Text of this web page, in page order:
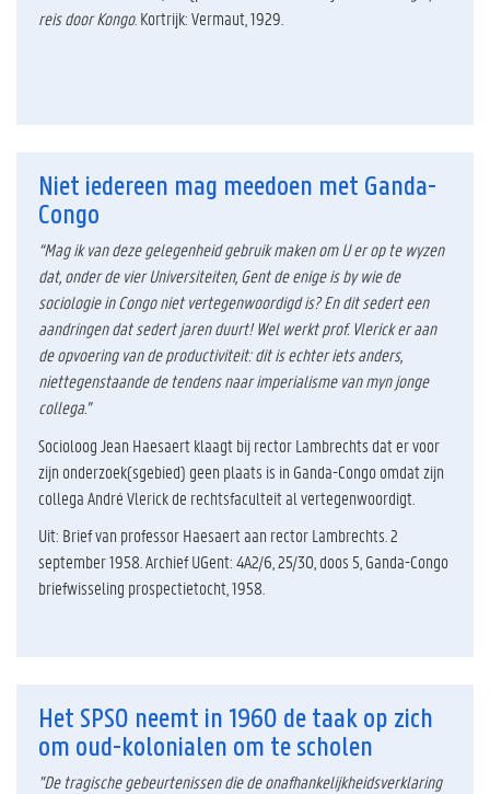
reis door Kongo. Kortrijk: Vermaut, 1929.
Niet iedereen mag meedoen met Ganda-
Congo
“Mag ik van deze gelegenheid gebruik maken om U er op te wyzen
dat, onder de vier Universiteiten, Gent de enige is by wie de
sociologie in Congo niet vertegenwoordigd is? En dit sedert een
aandringen dat sedert jaren duurt! Wel werkt prof. Vlerick er aan
de opvoering van de productiviteit: dit is echter iets anders,
niettegenstaande de tendens naar imperialisme van myn jonge
collega.”
Socioloog Jean Haesaert klaagt bij rector Lambrechts dat er voor
zijn onderzoek(sgebied) geen plaats is in Ganda-Congo omdat zijn
collega André Vlerick de rechtsfaculteit al vertegenwoordigt.
Uit: Brief van professor Haesaert aan rector Lambrechts. 2
september 1958. Archief UGent: 4A2/6, 25/30, doos 5, Ganda-Congo
briefwisseling prospectietocht, 1958.
Het SPSO neemt in 1960 de taak op zich
om oud-kolonialen om te scholen
"De tragische gebeurtenissen die de onafhankelijkheidsverklaring